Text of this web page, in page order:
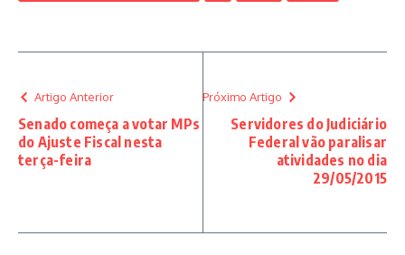
Artigo Anterior
Senado começa a votar MPs
do Ajuste Fiscal nesta
terça-feira
Próximo Artigo
Servidores do Judiciário
Federal vão paralisar
atividades no dia
29/05/2015